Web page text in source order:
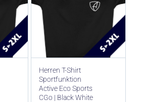
Herren T-Shirt
Sportfunktion
Active Eco Sports
CGo | Black White